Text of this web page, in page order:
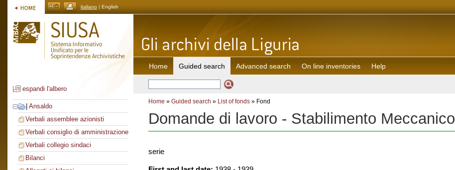
italiano | English
espandi l'albero
Ansaldo
Verbali assemblee azionisti
Verbali consiglio di amministrazione
Verbali collegio sindaci
Bilanci
Home Guided search Advanced search On line inventories Help
Home » Guided search » List of fonds » Fond
Domande di lavoro - Stabilimento Meccanico
serie